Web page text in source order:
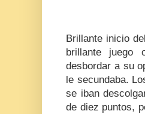
Brillante inicio
brillante juego
desbordar a su
le secundaba.
se iban
de diez puntos,